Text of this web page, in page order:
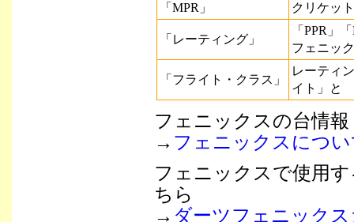
「MPR」
クリケッ
「レーティング」
「PPR」
フェニッ
「フライト・クラス」
レーティ
イト」と
フェニックスの台情報
→ フェニックスにつ
フェニックスで使用
ちら
→ ダーツフェニック